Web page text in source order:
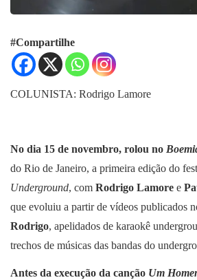
#Compartilhe
COLUNISTA: Rodrigo Lamore
No dia 15 de novembro, rolou no
do Rio de Janeiro, a primeira edição do
Underground, com Rodrigo Lamore e
que evoluiu a partir de vídeos publicados
Rodrigo, apelidados de karaokê
trechos de músicas das bandas do
Antes da execução da canção Um